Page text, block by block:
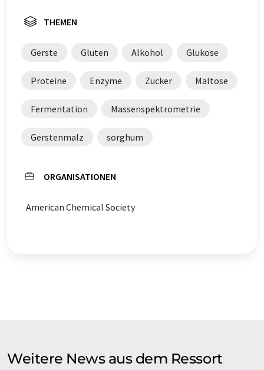
THEMEN
Gerste Gluten Alkohol Glukose
Proteine Enzyme Zucker Maltose
Fermentation Massenspektrometrie
Gerstenmalz sorghum
ORGANISATIONEN
American Chemical Society
Weitere News aus dem Ressort